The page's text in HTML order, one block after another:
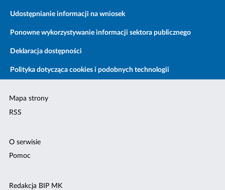
Udostępnianie informacji na wniosek
Ponowne wykorzystywanie informacji sektora publicznego
Deklaracja dostępności
Polityka dotycząca cookies i podobnych technologii
Mapa strony
RSS
O serwisie
Pomoc
Redakcja BIP MK